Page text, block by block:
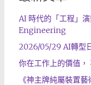
AI 時代的「工程」
Engineering
2026/05/29 AI轉型
你在工作上的價值
《神主牌純屬裝置